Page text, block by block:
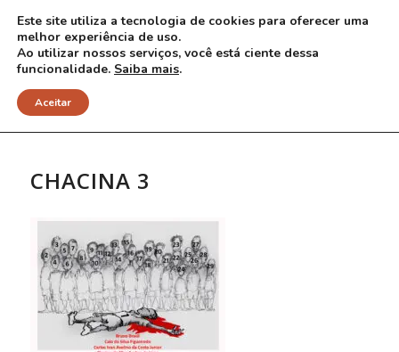
NOTÍCIAS
CHACINA 3
Este site utiliza a tecnologia de cookies para oferecer uma
melhor experiência de uso.
Ao utilizar nossos serviços, você está ciente dessa
funcionalidade. Saiba mais.
Aceitar